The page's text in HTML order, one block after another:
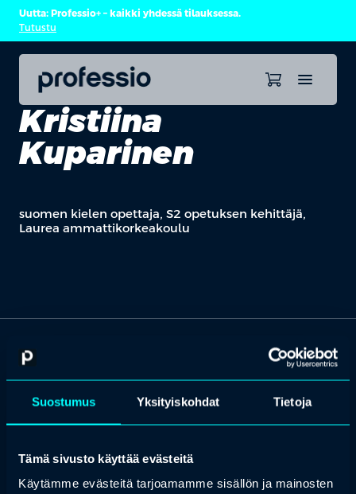
Suostumus Yksityiskohdat Tietoja
Tämä sivusto käyttää evästeitä
Käytämme evästeitä tarjoamamme sisällön ja mainosten
Uutta: Professio+ – kaikki yhdessä tilauksessa.
Tutustu
Kristiina
Kuparinen
suomen kielen opettaja, S2 opetuksen kehittäjä,
Laurea ammattikorkeakoulu
OTA YHTEYTTÄ
Keilaranta 1 A, 02150 Espoo
+358 (0)20 780 6220